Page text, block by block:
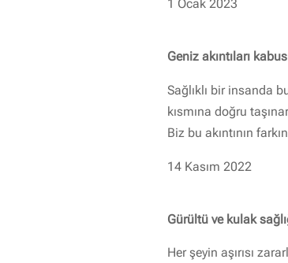
1 Ocak 2023
Geniz akıntıları
Sağlıklı bir insanda
kısmına doğru
Biz bu akıntının
14 Kasım 2022
Gürültü ve kulak
Her şeyin aşırısı